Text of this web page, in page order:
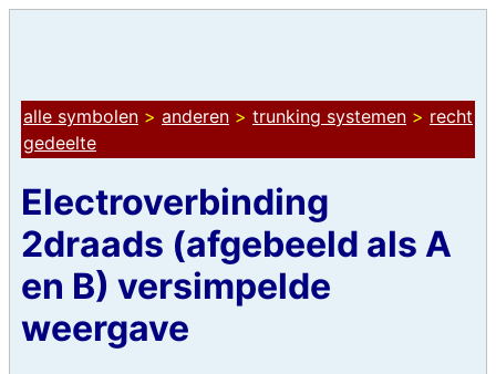
alle symbolen > anderen > trunking systemen > recht
gedeelte
Electroverbinding
2draads (afgebeeld als A
en B) versimpelde
weergave